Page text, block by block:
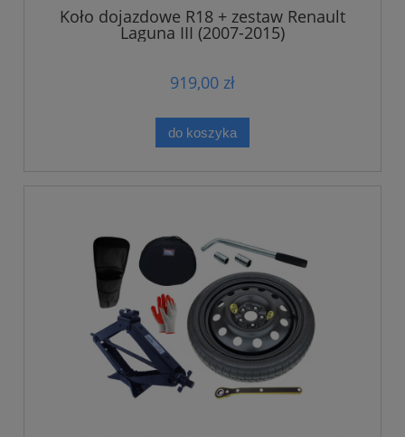
Koło dojazdowe R18 + zestaw Renault
Laguna III (2007-2015)
919,00 zł
do koszyka